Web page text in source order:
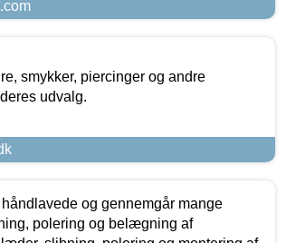
smykker, piercinger og andre
udvalg.
og gennemgår mange
polering og belægning af